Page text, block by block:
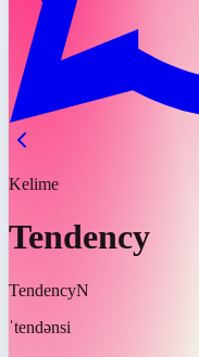
Kelime
Tendency
TendencyN
ˈtendənsi